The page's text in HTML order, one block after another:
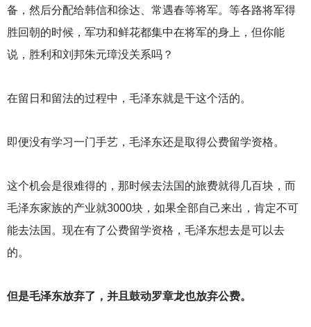
备，然后分配给韩信和徐达、常遇春等将军。等各路将军得
胜回朝的时候，军功和鲜花都集中在将军的身上，但你能
说，胜利和刘邦朱元璋没关系吗？
在留日和留法的过程中，毛泽东就是干这个活的。
即便没有学习一门手艺，毛泽东还是取得公费留学资格。
这个机会是很难得的，那时候去法国的旅费就得几百块，而
毛泽东家族的产业就3000块，如果全部自己来出，肯定不可
能去法国。现在有了公费留学资格，毛泽东想去是可以去
的。
但是毛泽东放弃了，并且鼓动罗章龙也放弃公费。